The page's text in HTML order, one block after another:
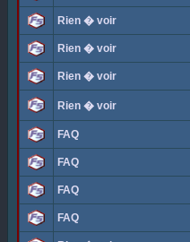
Rien � voir
Rien � voir
Rien � voir
Rien � voir
FAQ
FAQ
FAQ
FAQ